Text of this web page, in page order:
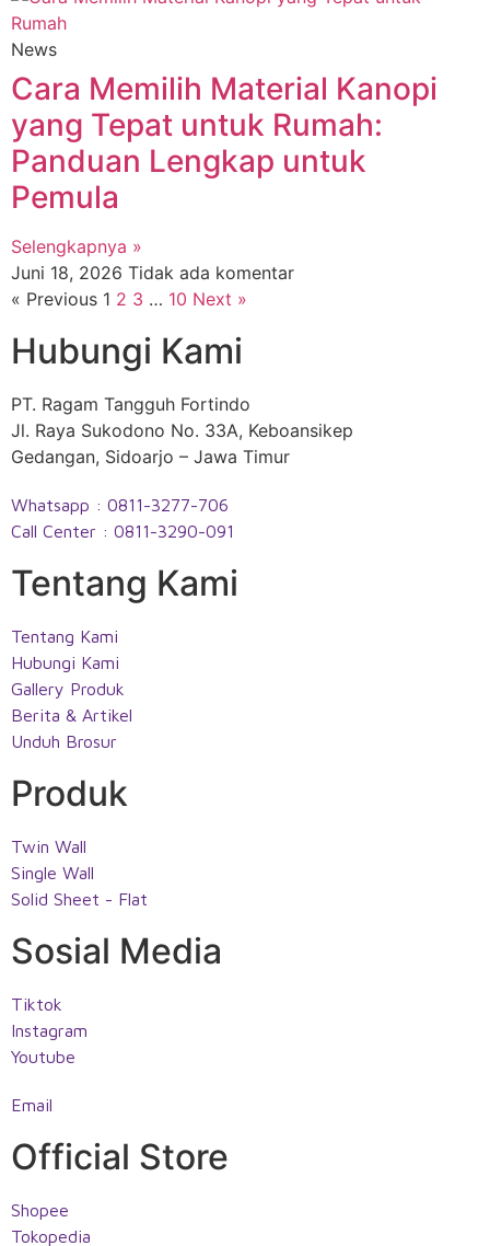
News
Cara Memilih Material Kanopi
yang Tepat untuk Rumah:
Panduan Lengkap untuk
Pemula
Selengkapnya »
Juni 18, 2026 Tidak ada komentar
« Previous 1 2 3 … 10 Next »
Hubungi Kami
PT. Ragam Tangguh Fortindo
Jl. Raya Sukodono No. 33A, Keboansikep
Gedangan, Sidoarjo – Jawa Timur
Whatsapp : 0811-3277-706
Call Center : 0811-3290-091
Tentang Kami
Tentang Kami
Hubungi Kami
Gallery Produk
Berita & Artikel
Unduh Brosur
Produk
Twin Wall
Single Wall
Solid Sheet - Flat
Sosial Media
Tiktok
Instagram
Youtube
Email
Official Store
Shopee
Tokopedia